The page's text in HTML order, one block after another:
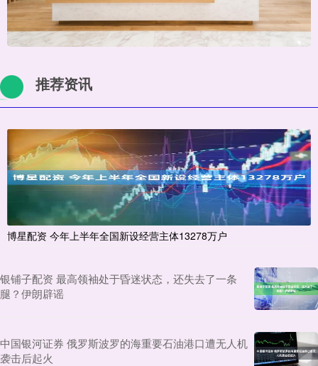
推荐资讯
博星配资 今年上半年全国新设经营主体13278万户
银铺子配资 最高领袖处于昏迷状态，还失去了一条
腿？伊朗辟谣
中国银河证券 俄罗斯波罗的海重要石油港口遭无人机
袭击后起火